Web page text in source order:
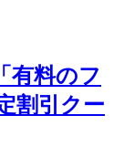
有料のフ
割引クー